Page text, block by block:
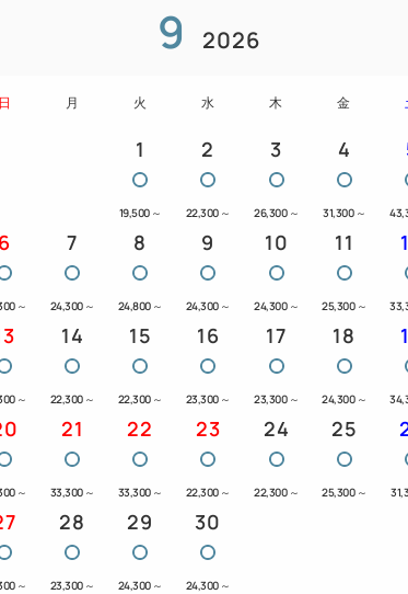
お子様まで無料でお泊りいただけます（寝具
れる際は、大人の人数のみご入力いただき、
のアメニティをご用意しておりますので、お
連絡くださいませ。
い寝のお子様はベッド1台(エキストラベッド
利用に限らせていただきます。
5歳以下無料、6歳～12歳までは1,300円にて
てイメージです。
9 2026
日 月 火 水 木 金
1
19,500 ～
2
22,300 ～
3
26,300 ～
4
31,300 ～
6
～
7
24,300 ～
8
24,800 ～
9
24,300 ～
10
24,300 ～
11
25,300 ～
～
14
22,300 ～
15
22,300 ～
16
23,300 ～
17
23,300 ～
18
24,300 ～
～
21
33,300 ～
22
33,300 ～
23
22,300 ～
24
22,300 ～
25
25,300 ～
～
28
23,300 ～
29
24,300 ～
30
24,300 ～